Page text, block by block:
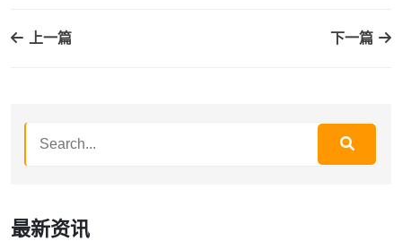
上一篇 下一篇
最新资讯